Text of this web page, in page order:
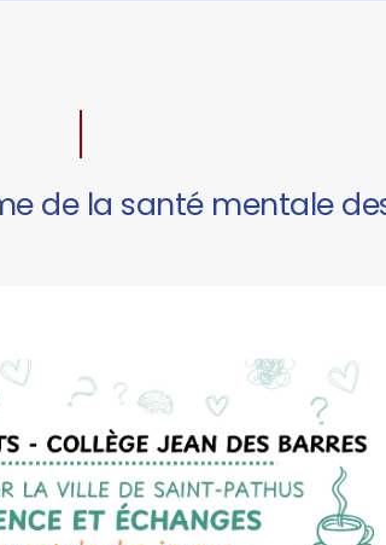
de la santé mentale